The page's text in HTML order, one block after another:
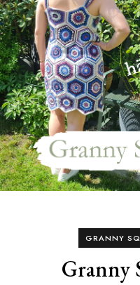
GRANNY
Granny